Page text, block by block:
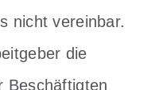
nicht vereinbar.
die
Beschäftigten